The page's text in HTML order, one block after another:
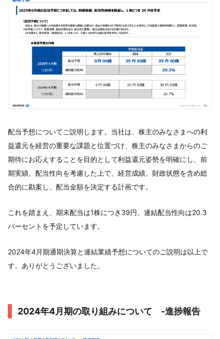
配当予想についてご説明します。当社は、株主のみなさまへの利
益還元を経営の重要な課題と位置づけ、株主のみなさまからのご
期待にお応えすることを目的として利益還元姿勢を明確にし、前
期実績、配当性向を考慮した上で、経営成績、財政状態を含め総
合的に勘案し、配当金額を決定する計画です。
これを踏まえ、期末配当は1株につき39円、連結配当性向は20.3
パーセントを予定しています。
2024年4月期通期決算と連結業績予想についてのご説明は以上で
す。ありがとうございました。
2024年4月期の取り組みについて -進捗報告